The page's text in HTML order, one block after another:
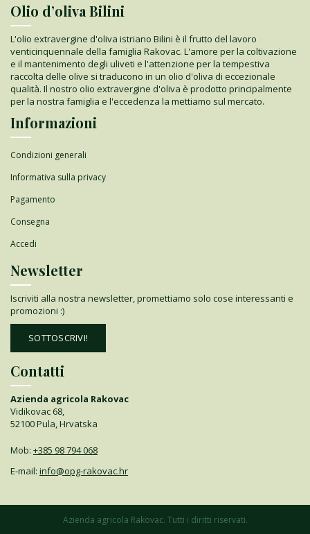
Olio d’oliva Bilini
L'olio extravergine d'oliva istriano Bilini è il frutto del lavoro
venticinquennale della famiglia Rakovac. L'amore per la coltivazione
e il mantenimento degli uliveti e l'attenzione per la tempestiva
raccolta delle olive si traducono in un olio d'oliva di eccezionale
qualità. Il nostro olio extravergine d'oliva è prodotto principalmente
per la nostra famiglia e l'eccedenza la mettiamo sul mercato.
Informazioni
Condizioni generali
Informativa sulla privacy
Pagamento
Consegna
Accedi
Newsletter
Iscriviti alla nostra newsletter, promettiamo solo cose interessanti e
promozioni :)
SOTTOSCRIVI!
Contatti
Azienda agricola Rakovac
Vidikovac 68,
52100 Pula, Hrvatska
Mob: +385 98 794 068
E-mail: info@opg-rakovac.hr
Azienda agricola Rakovac. Tutti i diritti riservati.